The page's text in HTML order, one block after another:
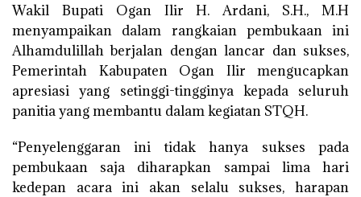
Wakil Bupati Ogan Ilir H. Ardani, S.H., M.H
menyampaikan dalam rangkaian pembukaan ini
Alhamdulillah berjalan dengan lancar dan sukses,
Pemerintah Kabupaten Ogan Ilir mengucapkan
apresiasi yang setinggi-tingginya kepada seluruh
panitia yang membantu dalam kegiatan STQH.
“Penyelenggaran ini tidak hanya sukses pada
pembukaan saja diharapkan sampai lima hari
kedepan acara ini akan selalu sukses, harapan